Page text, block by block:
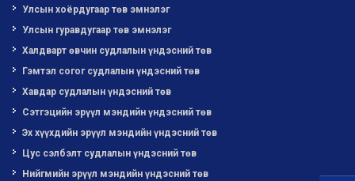
Улсын хоёрдугаар төв эмнэлэг
Улсын гуравдугаар төв эмнэлэг
Халдварт өвчин судлалын үндэсний төв
Гэмтэл согог судлалын үндэсний төв
Хавдар судлалын үндэсний төв
Сэтгэцийн эрүүл мэндийн үндэсний төв
Эх хүүхдийн эрүүл мэндийн үндэсний төв
Цус сэлбэлт судлалын үндэсний төв
Нийгмийн эрүүл мэндийн үндэсний төв